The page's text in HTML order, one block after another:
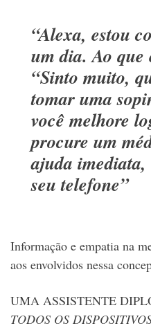
“Alexa, estou
um dia. Ao que
“Sinto muito,
tomar uma
você melhore
procure um
ajuda
seu telefone”
Informação e empatia na
aos envolvidos nessa
UMA ASSISTENTE
TODOS OS